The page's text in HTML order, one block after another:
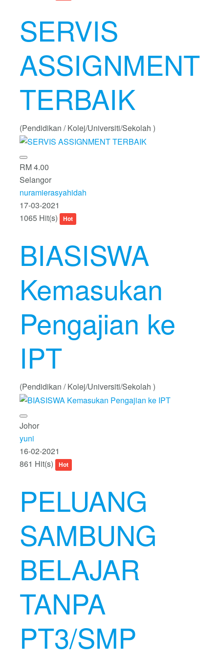
SERVIS
ASSIGNMENT
TERBAIK
(Pendidikan / Kolej/Universiti/Sekolah )
RM 4.00
Selangor
nuramierasyahidah
17-03-2021
1065 Hit(s)
Hot
BIASISWA
Kemasukan
Pengajian ke
IPT
(Pendidikan / Kolej/Universiti/Sekolah )
Johor
yuni
16-02-2021
861 Hit(s)
Hot
PELUANG
SAMBUNG
BELAJAR
TANPA
PT3/SMP